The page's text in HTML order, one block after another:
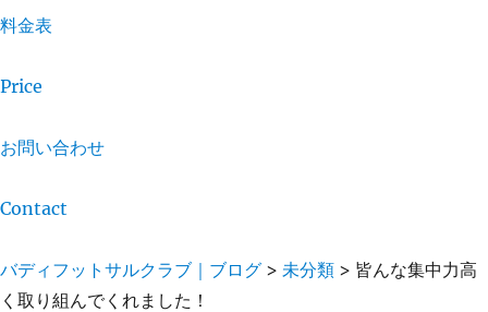
料金表
Price
お問い合わせ
Contact
バディフットサルクラブ｜ブログ > 未分類 > 皆んな集中力高
く取り組んでくれました！